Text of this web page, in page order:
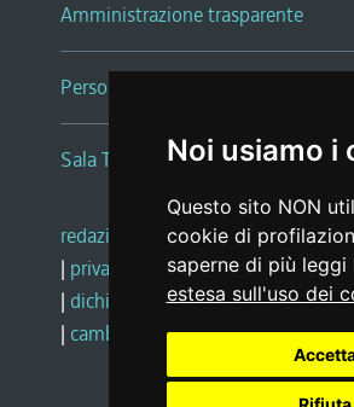
Noi usiamo i
Questo sito NON
cookie di
saperne di più leggi
estesa sull'uso dei
Amministrazione trasparente
Persone e Uffici
Sala Tiziano Tessitori
redazione web |note legali |
| privacy
social media policy
| dichiarazione di accessibilità |
| cambio preferenze cookie